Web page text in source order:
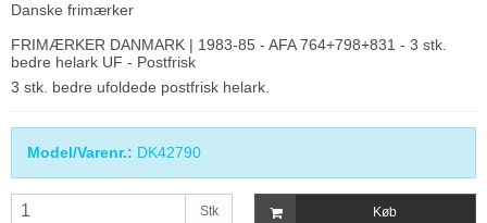
Danske frimærker
FRIMÆRKER DANMARK | 1983-85 - AFA 764+798+831 - 3 stk.
bedre helark UF - Postfrisk
3 stk. bedre ufoldede postfrisk helark.
Model/Varenr.: DK42790
Stk Køb